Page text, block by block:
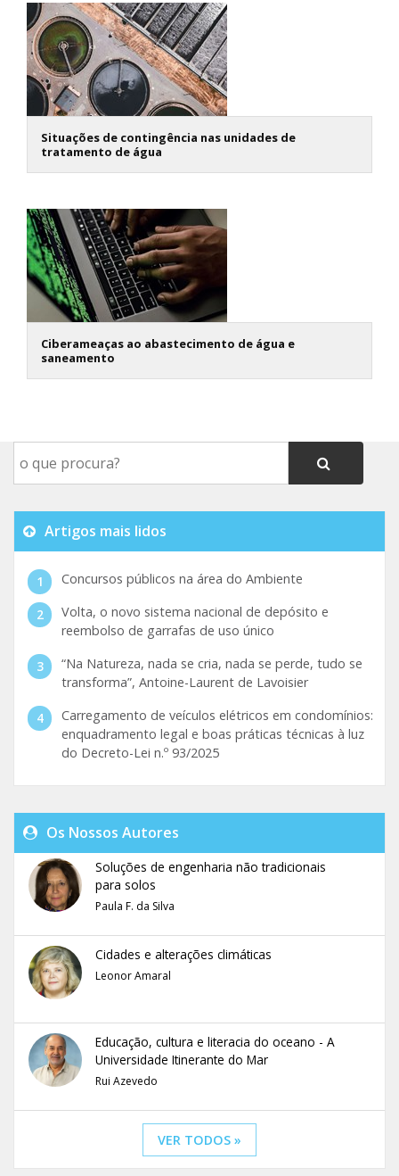
Situações de contingência nas unidades de
tratamento de água
Ciberameaças ao abastecimento de água e
saneamento
Artigos mais lidos
Concursos públicos na área do Ambiente
Volta, o novo sistema nacional de depósito e
reembolso de garrafas de uso único
“Na Natureza, nada se cria, nada se perde, tudo se
transforma”, Antoine-Laurent de Lavoisier
Carregamento de veículos elétricos em condomínios:
enquadramento legal e boas práticas técnicas à luz
do Decreto-Lei n.º 93/2025
Os Nossos Autores
Soluções de engenharia não tradicionais
para solos
Paula F. da Silva
Cidades e alterações climáticas
Leonor Amaral
Educação, cultura e literacia do oceano - A
Universidade Itinerante do Mar
Rui Azevedo
VER TODOS »